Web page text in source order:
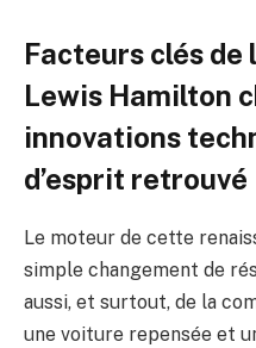
Facteurs clés de
Lewis Hamilton
innovations
d’esprit retrouvé
Le moteur de cette
simple changement de
aussi, et surtout, de la
une voiture repensée et